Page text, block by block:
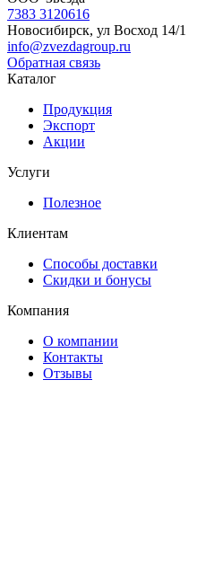
7383 3120616
Новосибирск, ул Восход 14/1
info@zvezdagroup.ru
Обратная связь
Каталог
Продукция
Экспорт
Акции
Услуги
Полезное
Клиентам
Способы доставки
Скидки и бонусы
Компания
О компании
Контакты
Отзывы